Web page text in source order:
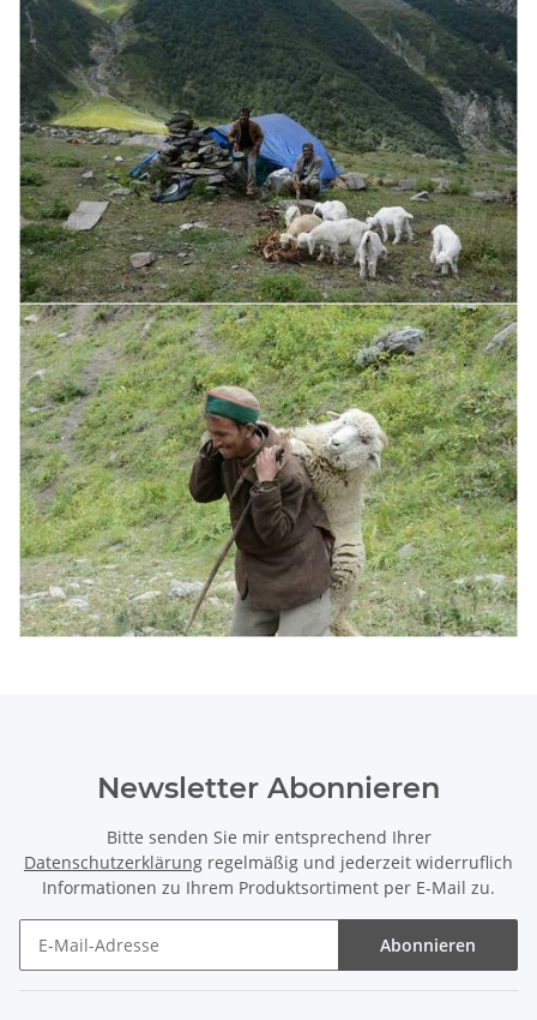
Newsletter Abonnieren
Bitte senden Sie mir entsprechend Ihrer
Datenschutzerklärung regelmäßig und jederzeit widerruflich
Informationen zu Ihrem Produktsortiment per E-Mail zu.
Abonnieren